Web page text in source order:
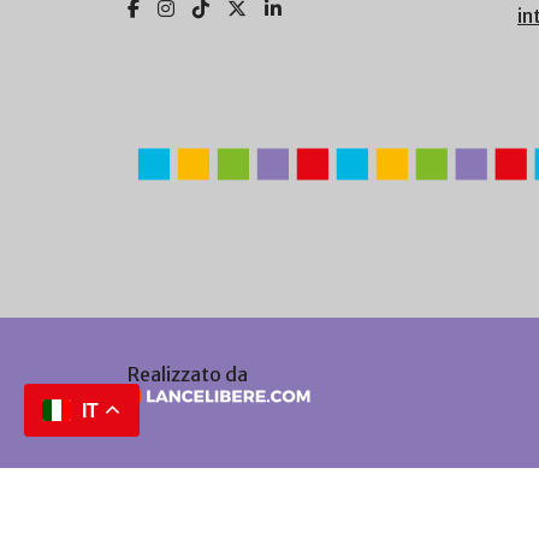
Realizzato da
IT